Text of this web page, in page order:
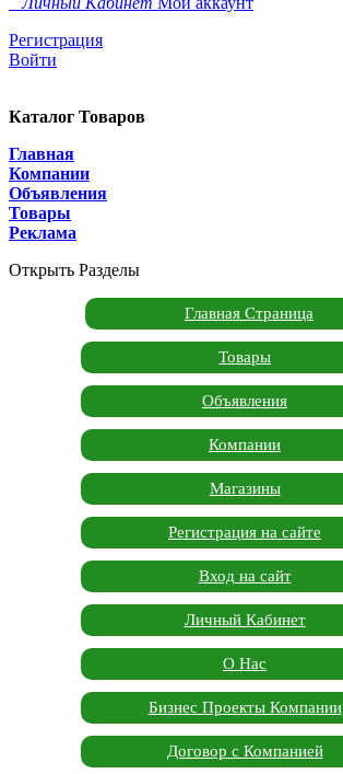
Регистрация
Войти
Каталог Товаров
Главная
Компании
Объявления
Товары
Реклама
Открыть Разделы
Главная Страница
Товары
Объявления
Компании
Магазины
Регистрация на сайте
Вход на сайт
Личный Кабинет
О Нас
Бизнес Проекты Компании
Договор с Компанией